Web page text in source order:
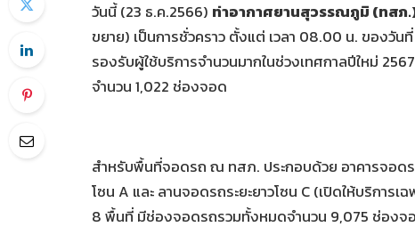
วันนี้ (23 ธ.ค.2566) ท่าอากาศยานสุวรรณภูมิ (ทสภ
ขยาย) เป็นการชั่วคราว ตั้งแต่ เวลา 08.00 น. ของวัน
รองรับผู้ใช้บริการจำนวนมากในช่วงเทศกาลปีใหม่
จำนวน 1,022 ช่องจอด
สำหรับพื้นที่จอดรถ ณ ทสภ. ประกอบด้วย อาคารจอด
โซน A และ ลานจอดรถระยะยาวโซน C (เปิดให้บริการ
8 พื้นที่ มีช่องจอดรถรวมทั้งหมดจำนวน 9,075 ช่องจ